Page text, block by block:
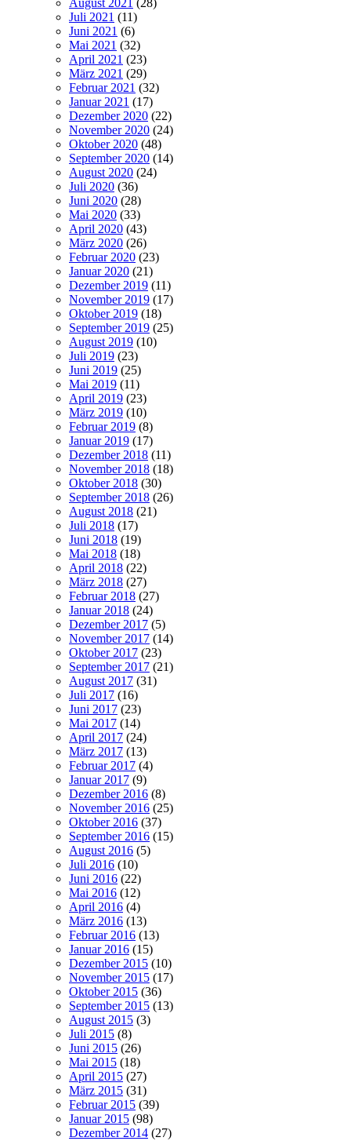
August 2021
(28)
Juli 2021 (11)
Juni 2021 (6)
Mai 2021 (32)
April 2021 (23)
März 2021 (29)
Februar 2021 (32)
Januar 2021 (17)
Dezember 2020 (22)
November 2020 (24)
Oktober 2020 (48)
September 2020 (14)
August 2020 (24)
Juli 2020 (36)
Juni 2020 (28)
Mai 2020 (33)
April 2020 (43)
März 2020 (26)
Februar 2020 (23)
Januar 2020 (21)
Dezember 2019 (11)
November 2019 (17)
Oktober 2019 (18)
September 2019 (25)
August 2019 (10)
Juli 2019 (23)
Juni 2019 (25)
Mai 2019 (11)
April 2019 (23)
März 2019 (10)
Februar 2019 (8)
Januar 2019 (17)
Dezember 2018 (11)
November 2018 (18)
Oktober 2018 (30)
September 2018 (26)
August 2018 (21)
Juli 2018 (17)
Juni 2018 (19)
Mai 2018 (18)
April 2018 (22)
März 2018 (27)
Februar 2018 (27)
Januar 2018 (24)
Dezember 2017 (5)
November 2017 (14)
Oktober 2017 (23)
September 2017 (21)
August 2017 (31)
Juli 2017 (16)
Juni 2017 (23)
Mai 2017 (14)
April 2017 (24)
März 2017 (13)
Februar 2017 (4)
Januar 2017 (9)
Dezember 2016 (8)
November 2016 (25)
Oktober 2016 (37)
September 2016 (15)
August 2016 (5)
Juli 2016 (10)
Juni 2016 (22)
Mai 2016 (12)
April 2016 (4)
März 2016 (13)
Februar 2016 (13)
Januar 2016 (15)
Dezember 2015 (10)
November 2015 (17)
Oktober 2015 (36)
September 2015 (13)
August 2015 (3)
Juli 2015 (8)
Juni 2015 (26)
Mai 2015 (18)
April 2015 (27)
März 2015 (31)
Februar 2015 (39)
Januar 2015 (98)
Dezember 2014 (27)